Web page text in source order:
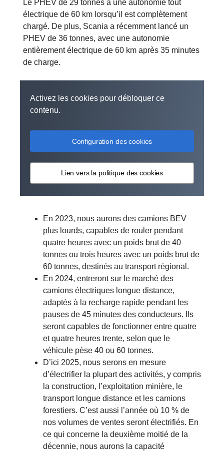
Le PHEV de 29 tonnes a une autonomie tout
électrique de 60 km lorsqu’il est complètement
chargé. De plus, Scania a récemment lancé un
PHEV de 36 tonnes, avec une autonomie
entièrement électrique de 60 km après 35 minutes
de charge.
Activez les cookies pour débloquer ce
contenu.
Configuration des cookies
Lien vers la politique des cookies
En 2023, nous aurons des camions BEV
plus lourds, capables de rouler pendant
quatre heures avec un poids brut de 40
tonnes ou trois heures avec un poids brut de
60 tonnes, destinés au transport régional.
En 2024, entreront sur le marché des
camions électriques longue distance,
adaptés à la recharge rapide pendant les
pauses de 45 minutes des conducteurs. Ils
seront capables de fonctionner entre quatre
et quatre heures trente, selon que le
véhicule pèse 40 ou 60 tonnes.
D’ici 2025, nous serons en mesure
d’électrifier la plupart des activités, y compris
la construction, l’exploitation minière, le
transport longue distance et les camions
forestiers. C’est aussi l’année où 10 % de
nos volumes de ventes seront électrifiés. En
ce qui concerne la deuxième moitié de la
décennie, nous aurons la capacité